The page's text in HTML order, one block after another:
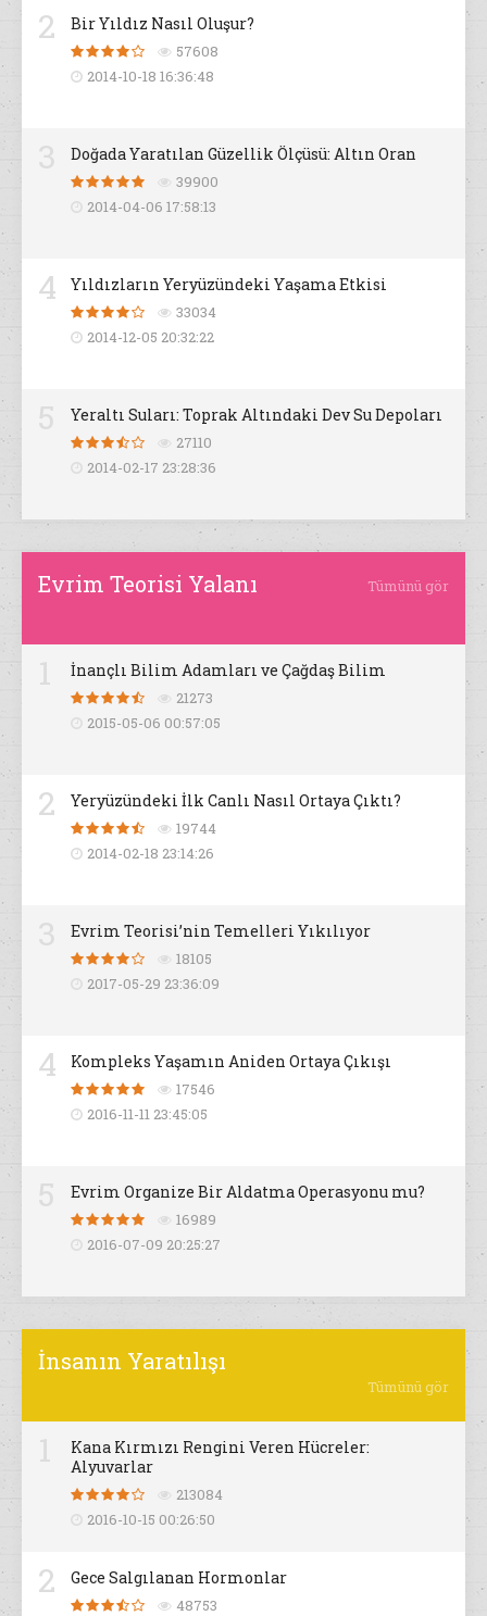
2 Bir Yıldız Nasıl Oluşur?
57608
2014-10-18 16:36:48
Doğada Yaratılan Güzellik Ölçüsü: Altın Oran
39900
2014-04-06 17:58:13
4 Yıldızların Yeryüzündeki Yaşama Etkisi
33034
2014-12-05 20:32:22
Yeraltı Suları: Toprak Altındaki Dev Su Depoları
27110
2014-02-17 23:28:36
Evrim Teorisi Yalanı Tümünü gör
İnançlı Bilim Adamları ve Çağdaş Bilim
21273
2015-05-06 00:57:05
2 Yeryüzündeki İlk Canlı Nasıl Ortaya Çıktı?
19744
2014-02-18 23:14:26
Evrim Teorisi’nin Temelleri Yıkılıyor
18105
2017-05-29 23:36:09
4 Kompleks Yaşamın Aniden Ortaya Çıkışı
17546
2016-11-11 23:45:05
Evrim Organize Bir Aldatma Operasyonu mu?
16989
2016-07-09 20:25:27
İnsanın Yaratılışı
Tümünü gör
Kana Kırmızı Rengini Veren Hücreler:
Alyuvarlar
213084
2016-10-15 00:26:50
2 Gece Salgılanan Hormonlar
48753